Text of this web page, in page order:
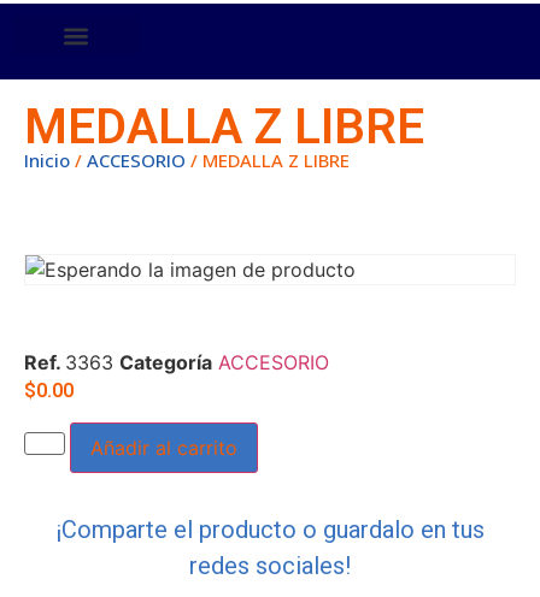
MEDALLA Z LIBRE
Inicio / ACCESORIO / MEDALLA Z LIBRE
Ref. 3363 Categoría ACCESORIO
$0.00
Añadir al carrito
¡Comparte el producto o guardalo en tus
redes sociales!